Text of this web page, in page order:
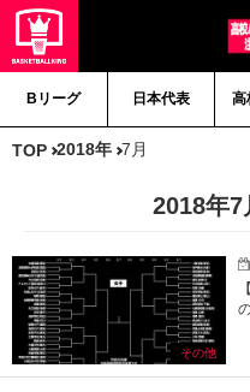
Bリーグ 日本代表 高
TOP 2018年 7月
2018年7
その他